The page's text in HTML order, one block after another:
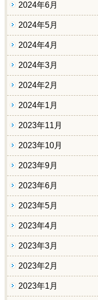
2024年6月
2024年5月
2024年4月
2024年3月
2024年2月
2024年1月
2023年11月
2023年10月
2023年9月
2023年6月
2023年5月
2023年4月
2023年3月
2023年2月
2023年1月